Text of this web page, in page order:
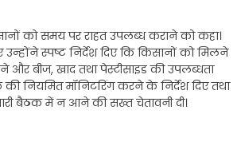
को समय पर राहत उपलब्ध कराने को कहा।
उन्होंने स्पष्ट निर्देश दिए कि किसानों को मिलने
और बीज, खाद तथा पेस्टीसाइड की उपलब्धता
नियमित मॉनिटरिंग करने के निर्देश दिए तथा
बैठक में न आने की सख्त चेतावनी दी।